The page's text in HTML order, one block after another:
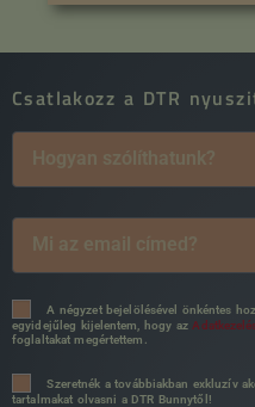
Csatlakozz a DTR
A négyzet bejelölésével önkéntes
egyidejűleg kijelentem, hogy az
foglaltakat megértettem.
Szeretnék a továbbiakban exkluzív
tartalmakat olvasni a DTR Bunnytől!